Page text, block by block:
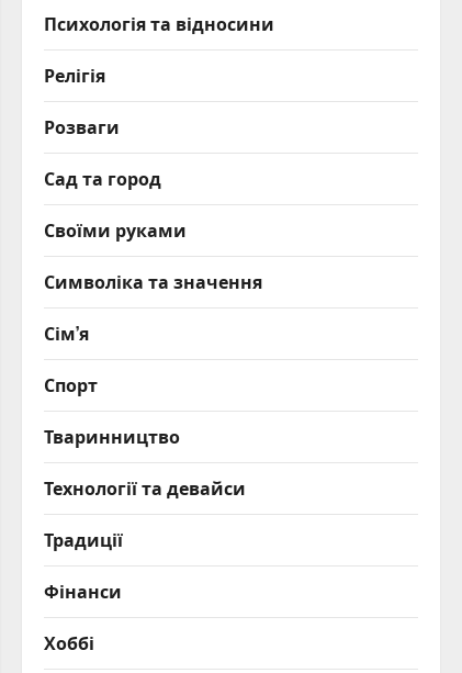
Психологія та відносини
Релігія
Розваги
Сад та город
Своїми руками
Символіка та значення
Сім’я
Спорт
Тваринництво
Технології та девайси
Традиції
Фінанси
Хоббі